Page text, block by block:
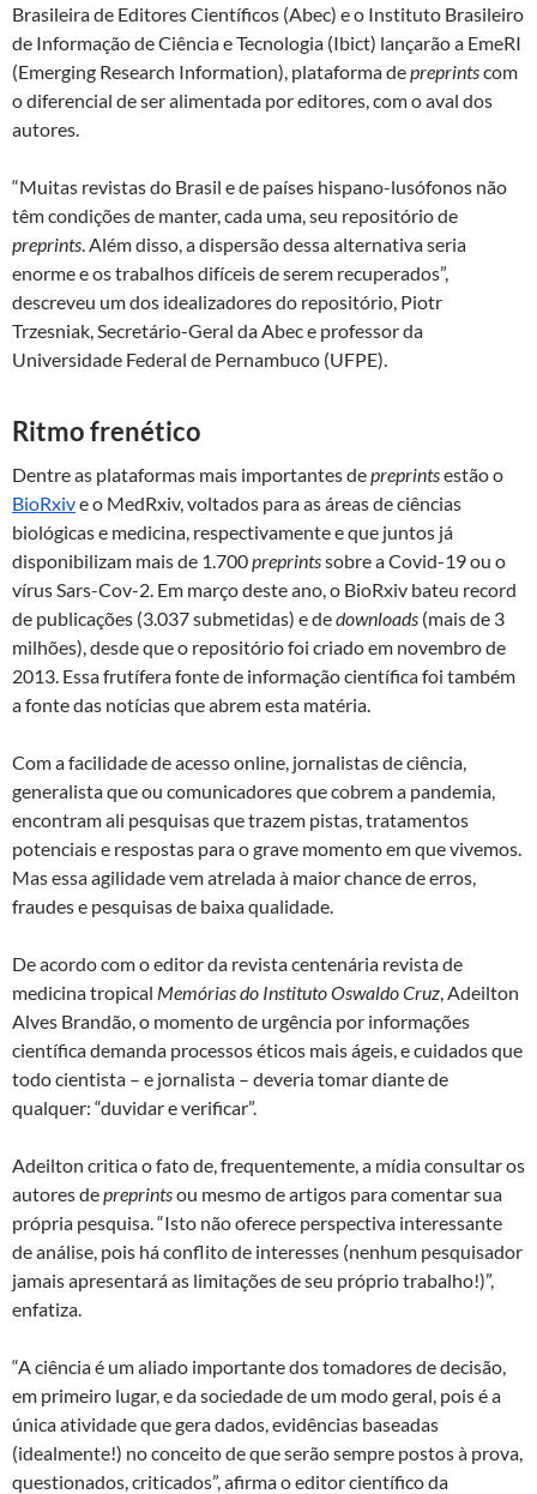
Brasileira de Editores Científicos (Abec) e o Instituto Brasileiro
de Informação de Ciência e Tecnologia (Ibict) lançarão a EmeRI
(Emerging Research Information), plataforma depreprintscom
o diferencial de ser alimentada por editores, com o aval dos
autores.
“Muitas revistas do Brasil e de países hispano-lusófonos não
têm condições de manter, cada uma, seu repositório de
preprints. Além disso, a dispersão dessa alternativa seria
enorme e os trabalhos difíceis de serem recuperados”,
descreveu um dos idealizadores do repositório, Piotr
Trzesniak, Secretário-Geral da Abec e professor da
Universidade Federal de Pernambuco (UFPE).
Ritmo frenético
Dentre as plataformas mais importantes depreprintsestão o
BioRxive o MedRxiv, voltados para as áreas de ciências
biológicas e medicina, respectivamente e que juntos já
disponibilizam mais de 1.700preprintssobre a Covid-19 ou o
vírus Sars-Cov-2. Em março deste ano, o BioRxiv bateu record
de publicações (3.037 submetidas) e dedownloads (mais de 3
milhões), desde que o repositório foi criado em novembro de
2013. Essa frutífera fonte de informação científica foi também
a fonte das notícias que abrem esta matéria.
Com a facilidade de acesso online, jornalistas de ciência,
generalista que ou comunicadores que cobrem a pandemia,
encontram ali pesquisas que trazem pistas, tratamentos
potenciais e respostas para o grave momento em que vivemos.
Mas essa agilidade vem atrelada à maior chance de erros,
fraudes e pesquisas de baixa qualidade.
De acordo com o editor da revista centenária revista de
medicina tropical Memórias do Instituto Oswaldo Cruz, Adeilton
Alves Brandão, o momento de urgência por informações
científica demanda processos éticos mais ágeis, e cuidados que
todo cientista – e jornalista – deveria tomar diante de
qualquer: “duvidar e verificar”.
Adeilton critica o fato de, frequentemente, a mídia consultar os
autores depreprintsou mesmo de artigos para comentar sua
própria pesquisa. “Isto não oferece perspectiva interessante
de análise, pois há conflito de interesses (nenhum pesquisador
jamais apresentará as limitações de seu próprio trabalho!)”,
enfatiza.
“A ciência é um aliado importante dos tomadores de decisão,
em primeiro lugar, e da sociedade de um modo geral, pois é a
única atividade que gera dados, evidências baseadas
(idealmente!) no conceito de que serão sempre postos à prova,
questionados, criticados”, afirma o editor científico da